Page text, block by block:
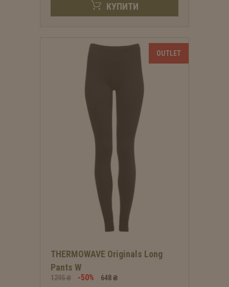
КУПИТИ
THERMOWAVE Originals Long
Pants W
1295 ₴ -50% 648 ₴